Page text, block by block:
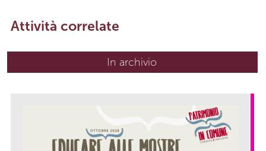
Attività correlate
In archivio